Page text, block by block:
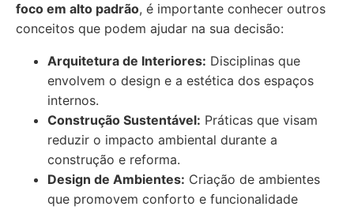
foco em alto padrão, é importante conhecer outros
conceitos que podem ajudar na sua decisão:
Arquitetura de Interiores: Disciplinas que
envolvem o design e a estética dos espaços
internos.
Construção Sustentável: Práticas que visam
reduzir o impacto ambiental durante a
construção e reforma.
Design de Ambientes: Criação de ambientes
que promovem conforto e funcionalidade